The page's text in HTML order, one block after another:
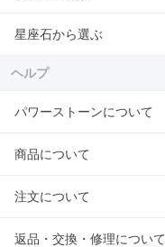
星座石から選ぶ
ヘルプ
パワーストーンについて
商品について
注文について
返品・交換・修理について